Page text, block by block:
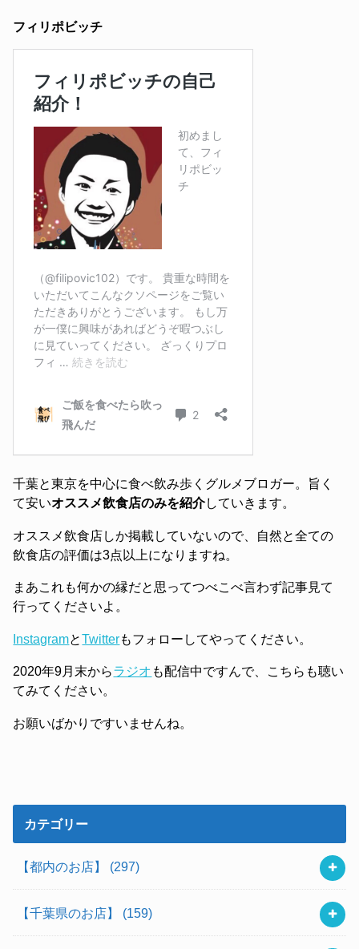
フィリポビッチ
千葉と東京を中心に食べ飲み歩くグルメブロガー。旨く
て安いオススメ飲食店のみを紹介していきます。
オススメ飲食店しか掲載していないので、自然と全ての
飲食店の評価は3点以上になりますね。
まあこれも何かの縁だと思ってつべこべ言わず記事見て
行ってくださいよ。
InstagramとTwitterもフォローしてやってください。
2020年9月末からラジオ も配信中ですんで、こちらも聴い
てみてください。
お願いばかりですいませんね。
カテゴリー
【都内のお店】 (297)
【千葉県のお店】 (159)